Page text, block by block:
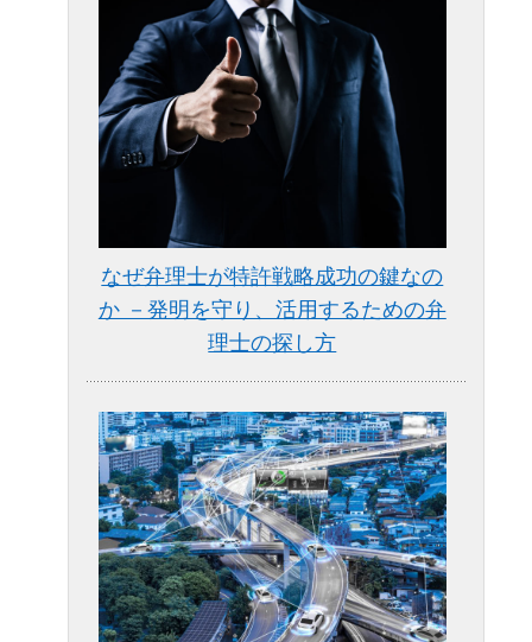
なぜ弁理士が特許戦略成功の鍵なの
か －発明を守り、活用するための弁
理士の探し方